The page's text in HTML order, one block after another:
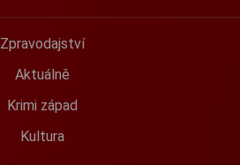
Zpravodajství
Aktuálně
Krimi západ
Kultura